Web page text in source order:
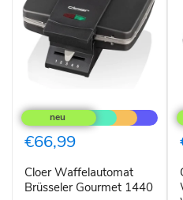
Waffelautomat
Brüsseler
Gourmet
1440
€66,99
Cloer Waffelautomat
Brüsseler Gourmet 1440